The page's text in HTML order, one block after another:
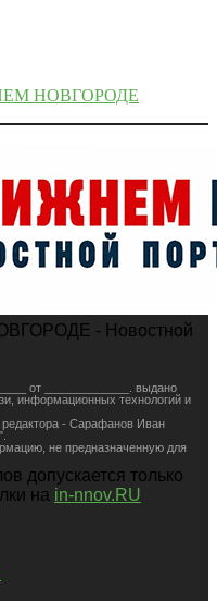
НОВГОРОДЕ
- Новостной
от _____________. выдано
информационных технологий и
- Сарафанов Иван
не предназначенную для
допускается только
на in-nnov.RU